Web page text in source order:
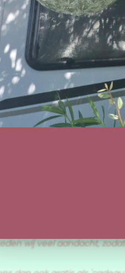
van 1 tot 3 dagen.
op dinsdag,
altijd contact met mij
van de bestelstatus.
wij veel aandacht,